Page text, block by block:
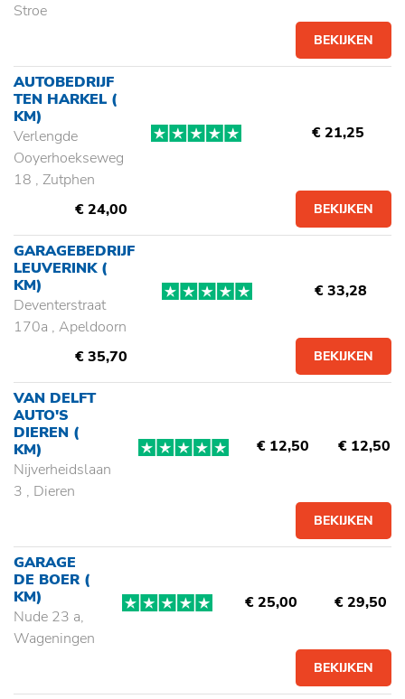
Stroe
BEKIJKEN
AUTOBEDRIJF
TEN HARKEL (
KM)
Verlengde
Ooyerhoekseweg
18 , Zutphen
€ 21,25
€ 24,00 BEKIJKEN
GARAGEBEDRIJF
LEUVERINK (
KM)
Deventerstraat
170a , Apeldoorn
€ 33,28
€ 35,70 BEKIJKEN
VAN DELFT
AUTO'S
DIEREN (
KM)
Nijverheidslaan
3 , Dieren
€ 12,50 € 12,50
BEKIJKEN
GARAGE
DE BOER (
KM)
Nude 23 a,
Wageningen
€ 25,00 € 29,50
BEKIJKEN